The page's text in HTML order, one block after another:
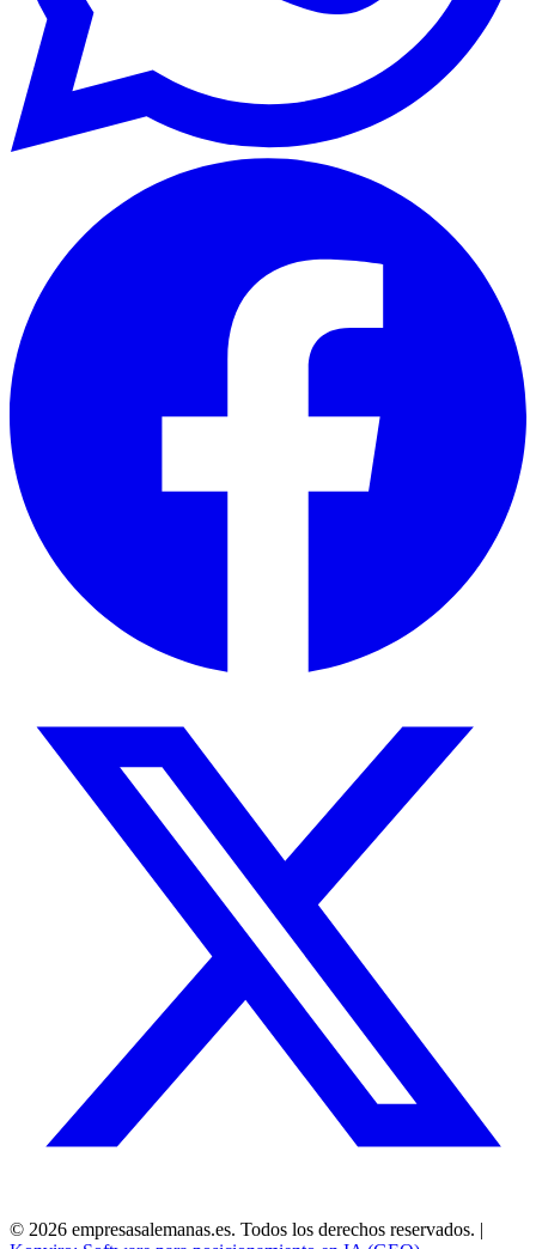
© 2026 empresasalemanas.es. Todos los derechos reservados. |